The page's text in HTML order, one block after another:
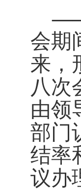
会期
来，
八次
由领
部门
结率
议办